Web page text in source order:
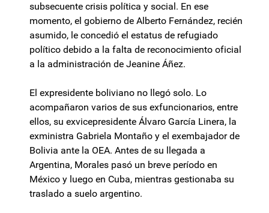
subsecuente crisis política y social. En ese
momento, el gobierno de Alberto Fernández, recién
asumido, le concedió el estatus de refugiado
político debido a la falta de reconocimiento oficial
a la administración de Jeanine Áñez.
El expresidente boliviano no llegó solo. Lo
acompañaron varios de sus exfuncionarios, entre
ellos, su exvicepresidente Álvaro García Linera, la
exministra Gabriela Montaño y el exembajador de
Bolivia ante la OEA. Antes de su llegada a
Argentina, Morales pasó un breve período en
México y luego en Cuba, mientras gestionaba su
traslado a suelo argentino.